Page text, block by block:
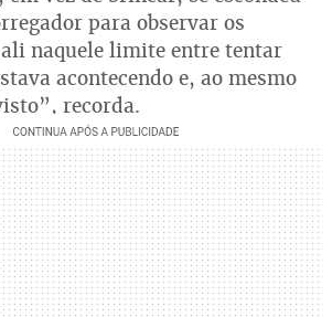
para observar os
naquele limite entre tentar
acontecendo e, ao mesmo
recorda.